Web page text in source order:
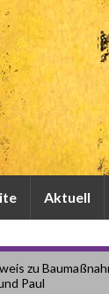
Aktuell
zu
Paul